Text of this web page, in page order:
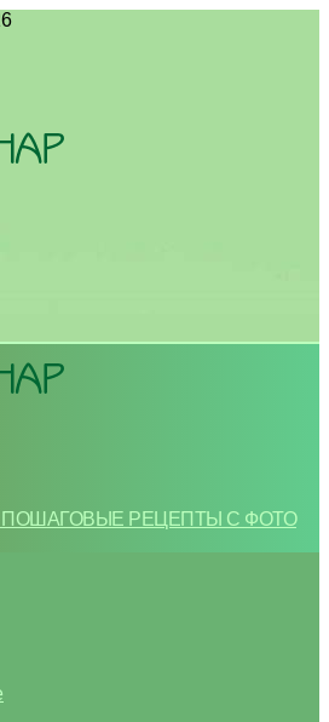
ПОШАГОВЫЕ РЕЦЕПТЫ С ФОТО